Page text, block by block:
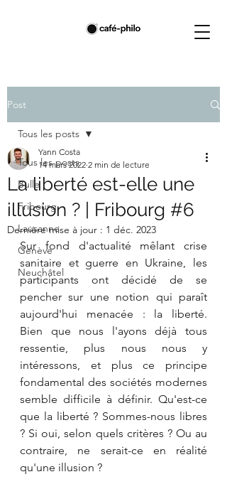
Post
Tous les posts
Bulle
Fribourg
Lausanne
Genève
Neuchâtel
Tous les posts
La liberté est-elle une
illusion ? | Fribourg #6
Yann Costa
14 mars 2022 2 min de lecture
Dernière mise à jour : 1 déc. 2023
Sur fond d'actualité mêlant crise
sanitaire et guerre en Ukraine, les
participants ont décidé de se
pencher sur une notion qui paraît
aujourd'hui menacée : la liberté.
Bien que nous l'ayons déjà tous
ressentie, plus nous nous y
intéressons, et plus ce principe
fondamental des sociétés modernes
semble difficile à définir. Qu'est-ce
que la liberté ? Sommes-nous libres
? Si oui, selon quels critères ? Ou au
contraire, ne serait-ce en réalité
qu'une illusion ?